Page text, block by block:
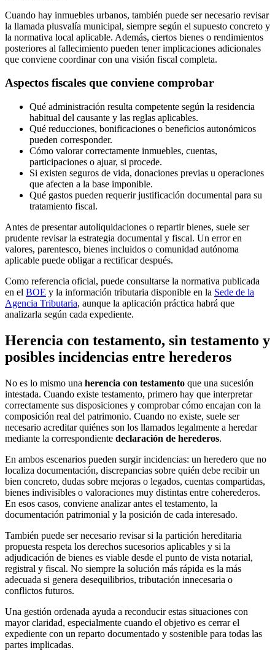
Cuando hay inmuebles urbanos, también puede ser necesario revisar
la llamada plusvalía municipal, siempre según el supuesto concreto y
la normativa local aplicable. Además, ciertos bienes o rendimientos
posteriores al fallecimiento pueden tener implicaciones adicionales
que conviene coordinar con una visión fiscal completa.
Aspectos fiscales que conviene comprobar
Qué administración resulta competente según la residencia
habitual del causante y las reglas aplicables.
Qué reducciones, bonificaciones o beneficios autonómicos
pueden corresponder.
Cómo valorar correctamente inmuebles, cuentas,
participaciones o ajuar, si procede.
Si existen seguros de vida, donaciones previas u operaciones
que afecten a la base imponible.
Qué gastos pueden requerir justificación documental para su
tratamiento fiscal.
Antes de presentar autoliquidaciones o repartir bienes, suele ser
prudente revisar la estrategia documental y fiscal. Un error en
valores, parentesco, bienes incluidos o comunidad autónoma
aplicable puede obligar a rectificar después.
Como referencia oficial, puede consultarse la normativa publicada
en el BOE y la información tributaria disponible en la Sede de la
Agencia Tributaria, aunque la aplicación práctica habrá que
analizarla según cada expediente.
Herencia con testamento, sin testamento y
posibles incidencias entre herederos
No es lo mismo una herencia con testamento que una sucesión
intestada. Cuando existe testamento, primero hay que interpretar
correctamente sus disposiciones y comprobar cómo encajan con la
composición real del patrimonio. Cuando no existe, suele ser
necesario acreditar quiénes son los llamados legalmente a heredar
mediante la correspondiente declaración de herederos.
En ambos escenarios pueden surgir incidencias: un heredero que no
localiza documentación, discrepancias sobre quién debe recibir un
bien concreto, dudas sobre mejoras o legados, cuentas compartidas,
bienes indivisibles o valoraciones muy distintas entre coherederos.
En esos casos, conviene analizar antes el testamento, la
documentación patrimonial y la posición de cada interesado.
También puede ser necesario revisar si la partición hereditaria
propuesta respeta los derechos sucesorios aplicables y si la
adjudicación de bienes es viable desde el punto de vista notarial,
registral y fiscal. No siempre la solución más rápida es la más
adecuada si genera desequilibrios, tributación innecesaria o
conflictos futuros.
Una gestión ordenada ayuda a reconducir estas situaciones con
mayor claridad, especialmente cuando el objetivo es cerrar el
expediente con un reparto documentado y sostenible para todas las
partes implicadas.